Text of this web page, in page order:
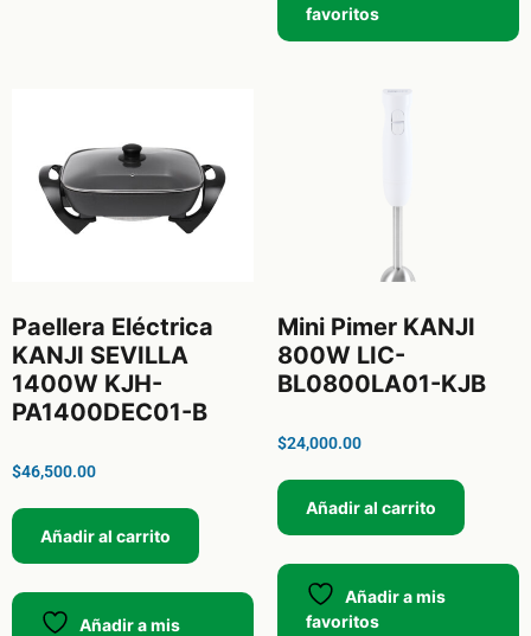
favoritos
Paellera Eléctrica
KANJI SEVILLA
1400W KJH-
PA1400DEC01-B
$46,500.00
Añadir al carrito
Añadir a mis
Mini Pimer KANJI
800W LIC-
BL0800LA01-KJB
$24,000.00
Añadir al carrito
Añadir a mis
favoritos